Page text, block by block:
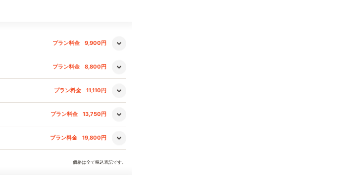
プラン料金 9,900円
プラン料金 8,800円
プラン料金 11,110円
プラン料金 13,750円
プラン料金 19,800円
価格は全て税込表記です。